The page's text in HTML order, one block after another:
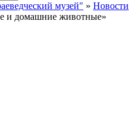
музей" » Новости
и домашние животные»